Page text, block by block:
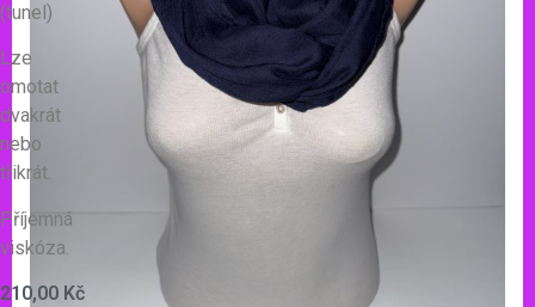
(tunel)
Lze
omotat
dvakrát
nebo
třikrát.
Příjemná
viskóza.
210,00 Kč